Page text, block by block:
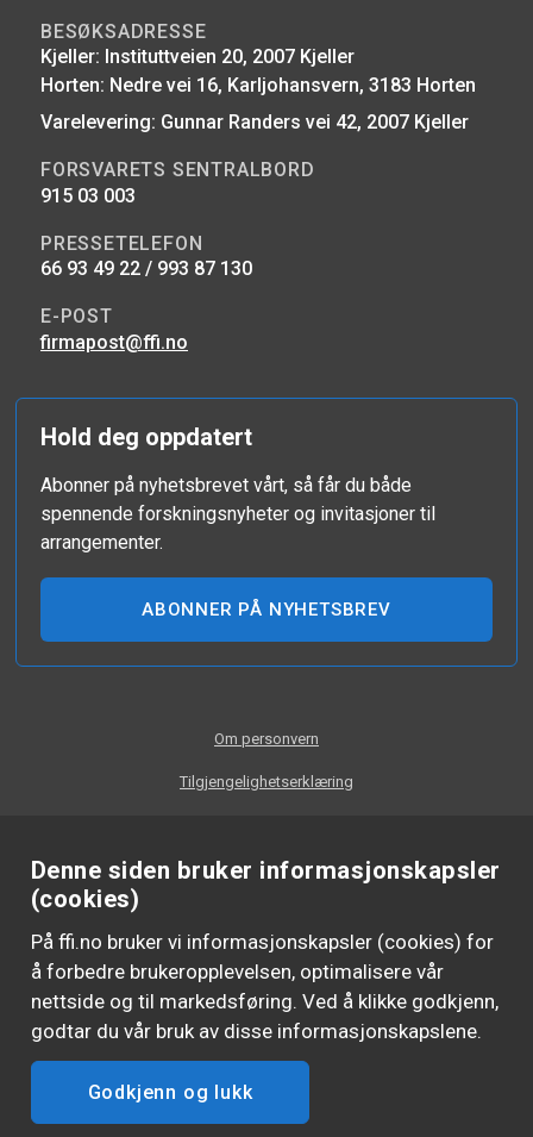
Denne siden bruker informasjonskapsler
(cookies)
På ffi.no bruker vi informasjonskapsler (cookies) for
å forbedre brukeropplevelsen, optimalisere vår
nettside og til markedsføring. Ved å klikke godkjenn,
godtar du vår bruk av disse informasjonskapslene.
Godkjenn og lukk
BESØKSADRESSE
Kjeller: Instituttveien 20, 2007 Kjeller
Horten: Nedre vei 16, Karljohansvern, 3183 Horten
Varelevering: Gunnar Randers vei 42, 2007 Kjeller
FORSVARETS SENTRALBORD
915 03 003
PRESSETELEFON
66 93 49 22 / 993 87 130
E-POST
firmapost@ffi.no
Hold deg oppdatert
Abonner på nyhetsbrevet vårt, så får du både
spennende forskningsnyheter og invitasjoner til
arrangementer.
ABONNER PÅ NYHETSBREV
Om personvern
Tilgjengelighetserklæring
FØLG OSS